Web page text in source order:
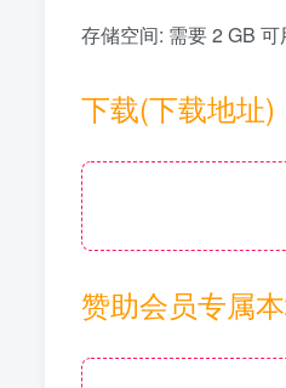
存储空间: 需要 2 GB 可
下载(下载地址)
赞助会员专属